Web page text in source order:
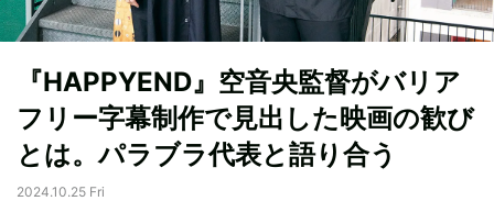
『HAPPYEND』空音央監督がバリア
フリー字幕制作で見出した映画の歓び
とは。パラブラ代表と語り合う
2024.10.25 Fri